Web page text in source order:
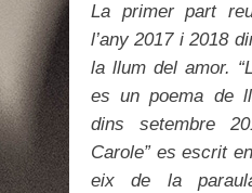
La primer part
l’any 2017 i 2018
la llum del amor.
es un poema de
dins setembre
Carole” es escrit
eix de la